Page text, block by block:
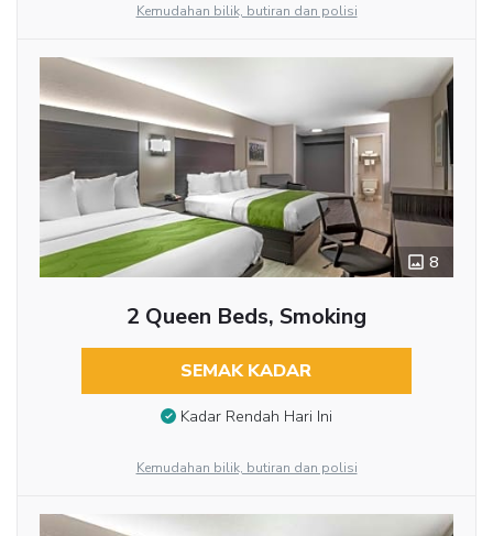
Kemudahan bilik, butiran dan polisi
8
2 Queen Beds, Smoking
SEMAK KADAR
Kadar Rendah Hari Ini
Kemudahan bilik, butiran dan polisi